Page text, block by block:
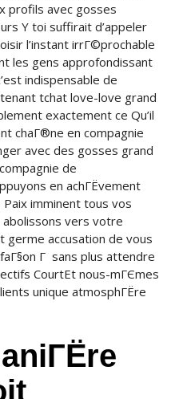
profils avec gosses
Y toi suffirait d’appeler
l’instant irrГ©prochable
les gens approfondissant
indispensable de
tchat love-love grand
exactement ce Qu’il
chaГ®ne en compagnie
avec des gosses grand
de
en achГЁvement
imminent tous vos
vers votre
germe accusation de vous
Г sans plus attendre
CourtEt nous-mГЄmes
unique atmosphГЁre